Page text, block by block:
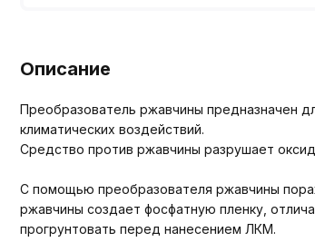
Описание
Преобразователь ржавчины предназначен
климатических воздействий.
Средство против ржавчины разрушает
С помощью преобразователя ржавчины
ржавчины создает фосфатную пленку,
прогрунтовать перед нанесением ЛКМ.